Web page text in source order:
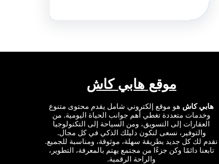
موقع هابي كاش
كاشهو موقع إلكتروني شامل يقدم محتوى متنوع
متعددة تغطي أهم جوانب الحياة اليومية. من
إلى التسويق، ومن السياحة إلى التكنولوجيا
نسعى لنكون دليلك الذكي في كل مجال.
لك كل جديد بطريقة سهلة، موثوقة، ومناسبة للجميع.
دائمًا وكن جزءًا من مجتمع يهتم بالمعرفة، التطوير،
والراحة الرقمية.